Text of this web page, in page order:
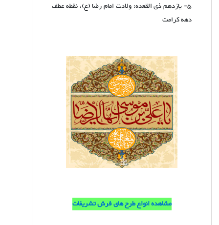
5- یازدهم ذی القعده: ولادت امام رضا (ع)، نقطه عطف
دهه کرامت
مشاهده انواع طرح های فرش تشریفات